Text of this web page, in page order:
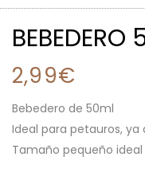
BEBEDERO
2,99€
Bebedero de 50ml
Ideal para petauros,
Tamaño pequeño